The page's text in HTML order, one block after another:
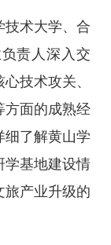
技术大学、合
责人深入交
技术攻关、
方面的成熟经
细了解黄山学
学基地建设情
旅产业升级的